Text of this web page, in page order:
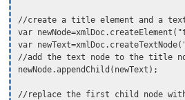
//create a title element and a text
var
var
//add the text node to the title
newNode.appendChild(newText);
//replace the first child node with